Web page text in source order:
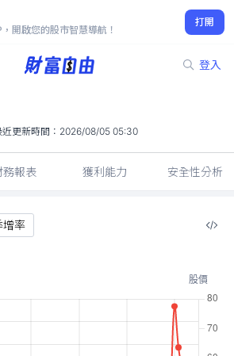
開啟您的股市智慧導航！
打開
登入
46.00
5.86%
更新時間： 2026/08/05 05:30
務報表 獲利能力 安全性分析
增率